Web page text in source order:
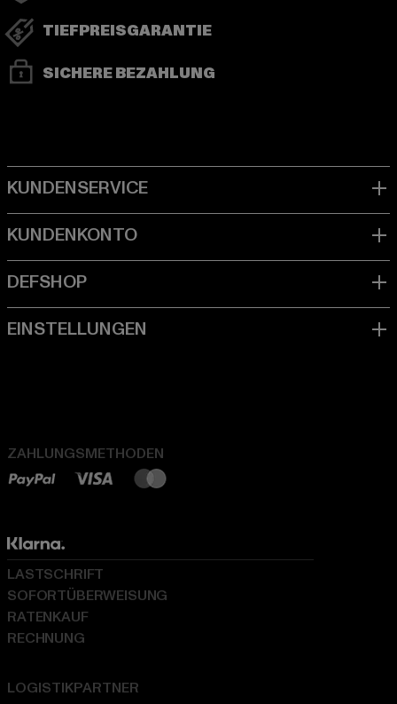
TIEFPREISGARANTIE
SICHERE BEZAHLUNG
ZAHLUNGSMETHODEN
LOGISTIKPARTNER
LASTSCHRIFT
SOFORTÜBERWEISUNG
RATENKAUF
RECHNUNG